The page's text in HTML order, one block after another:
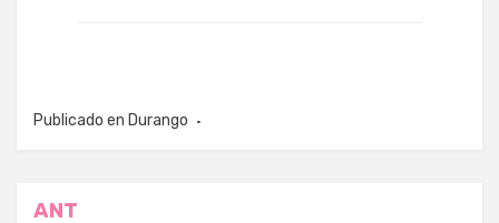
Publicado en Durango
ANT